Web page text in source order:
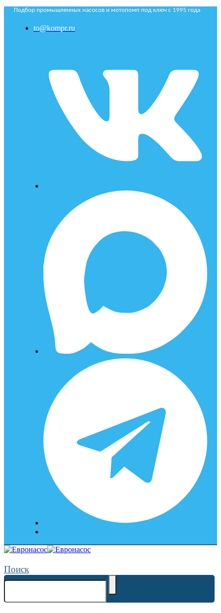
Подбор промышленных насосов и мотопомп под ключ с 1995 года
to@kompr.ru
Поиск